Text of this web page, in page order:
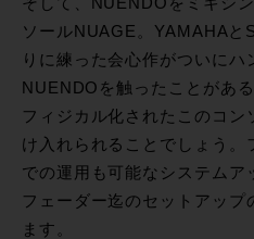
ソールNUAGE。YAMAHAと
りに練った会心作がついにハ
NUENDOを触ったことがあ
フィジカル化されたこのコン
け入れられることでしょう。
での運用も可能なシステムア
フェーダー迄のセットアップ
ます。